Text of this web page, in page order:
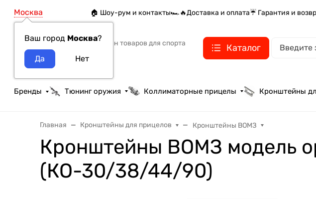
Москва
Ваш город Москва?
🏠 Шоу-рум и контакты🏎️🔥Доставка и оплата☔ Гарантия и
Интернет-магазин товаров для спорта
тактики и охоты
Каталог
Бренды Тюнинг оружия Коллиматорные прицелы Кронштейны
Главная Кронштейны для прицелов Кронштейны ВОМЗ
Кронштейны ВОМЗ модель
(КО-30/38/44/90)